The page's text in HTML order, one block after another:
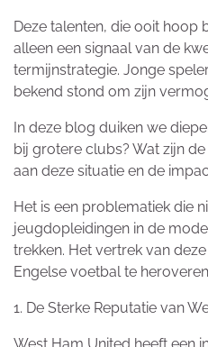
Deze talenten, die ooit hoop
alleen een signaal van de
termijnstrategie. Jonge
bekend stond om zijn
In deze blog duiken we
bij grotere clubs? Wat zijn
aan deze situatie en de
Het is een problematiek die
jeugdopleidingen in de
trekken. Het vertrek van
Engelse voetbal te
1. De Sterke Reputatie van